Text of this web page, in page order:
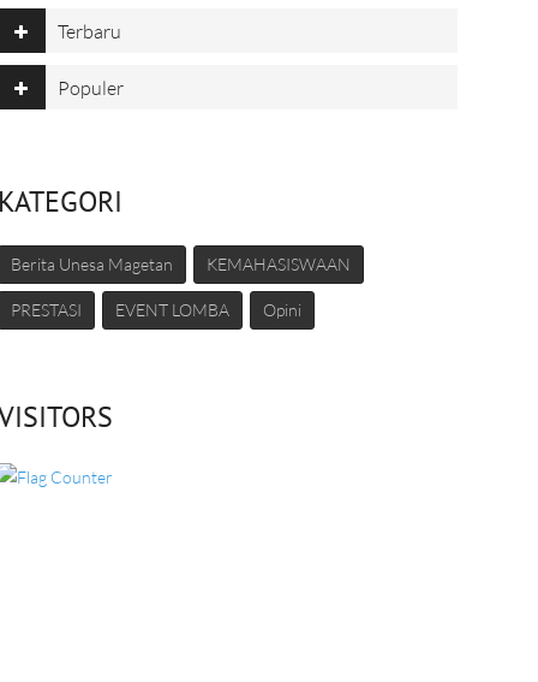
Terbaru
Populer
Berita Unesa Magetan KEMAHASISWAAN
PRESTASI EVENT LOMBA Opini